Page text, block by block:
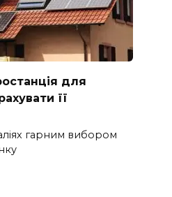
для
її
гарним вибором